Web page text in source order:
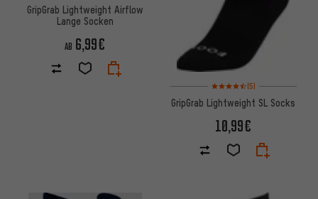
GripGrab Lightweight Airflow
Lange Socken
AB 6,99€
Bewertungen: 4,5 von 5
(5)
GripGrab Lightweight SL Socks
10,99€